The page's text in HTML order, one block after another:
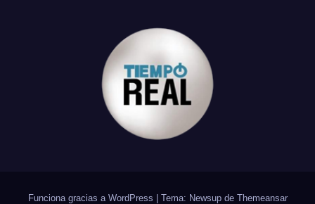
Funciona gracias a WordPress Tema: Newsup de Themeansar